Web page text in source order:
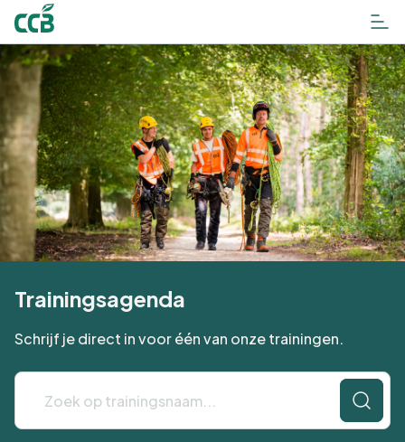
Trainingsagenda
Schrijf je direct in voor één van onze trainingen.